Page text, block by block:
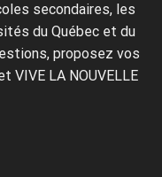
secondaires, les
du Québec et du
proposez vos
VIVE LA NOUVELLE